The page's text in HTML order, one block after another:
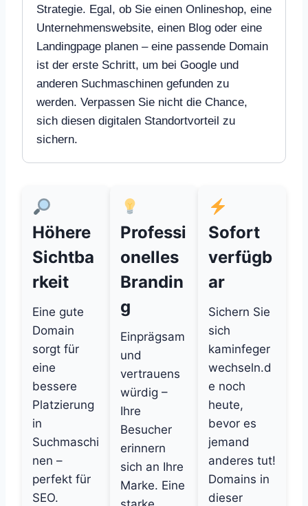
Strategie. Egal, ob Sie einen Onlineshop, eine
Unternehmenswebsite, einen Blog oder eine
Landingpage planen – eine passende Domain
ist der erste Schritt, um bei Google und
anderen Suchmaschinen gefunden zu
werden. Verpassen Sie nicht die Chance,
sich diesen digitalen Standortvorteil zu
sichern.
Höhere
Sichtba
rkeit
Eine gute
Domain
sorgt für
eine
bessere
Platzierung
in
Suchmaschi
nen –
perfekt für
SEO.
Professi
onelles
Brandin
g
Einprägsam
und
vertrauens
würdig –
Ihre
Besucher
erinnern
sich an Ihre
Marke. Eine
Sofort
verfügb
ar
Sichern Sie
sich
kaminfeger
wechseln.d
e noch
heute,
bevor es
jemand
anderes tut!
Domains in
dieser